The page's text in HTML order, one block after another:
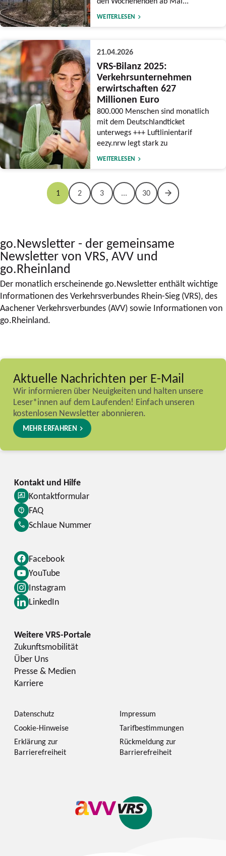
WEITERLESEN
21.04.2026
VRS-Bilanz 2025:
Verkehrsunternehmen
erwirtschaften 627
Millionen Euro
800.000 Menschen sind monatlich
mit dem Deutschlandticket
unterwegs +++ Luftlinientarif
eezy.nrw legt stark zu
WEITERLESEN
1 2 3 ... 30
go.Newsletter - der gemeinsame
Newsletter von VRS, AVV und
go.Rheinland
Der monatlich erscheinende go.Newsletter enthält wichtige
Informationen des Verkehrsverbundes Rhein-Sieg (VRS), des
Aachener Verkehrsverbundes (AVV) sowie Informationen von
go.Rheinland.
Aktuelle Nachrichten per E-Mail
Wir informieren über Neuigkeiten und halten unsere
Leser*innen auf dem Laufenden! Einfach unseren
kostenlosen Newsletter abonnieren.
MEHR ERFAHREN
Facebook
YouTube
Instagram
LinkedIn
Kontaktformular
FAQ
Schlaue Nummer
Zukunftsmobilität
Über Uns
Presse & Medien
Karriere
Datenschutz
Impressum
Cookie-Hinweise
Tarifbestimmungen
Erklärung zur
Barrierefreiheit
Rückmeldung zur
Barrierefreiheit